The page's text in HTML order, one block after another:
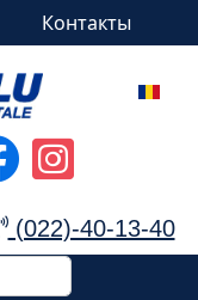
Контакты
(022)-40-13-40